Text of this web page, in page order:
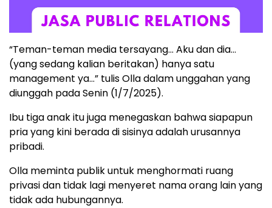
“Teman-teman media tersayang… Aku dan dia…
(yang sedang kalian beritakan) hanya satu
management ya…” tulis Olla dalam unggahan yang
diunggah pada Senin (1/7/2025).
Ibu tiga anak itu juga menegaskan bahwa siapapun
pria yang kini berada di sisinya adalah urusannya
pribadi.
Olla meminta publik untuk menghormati ruang
privasi dan tidak lagi menyeret nama orang lain yang
tidak ada hubungannya.